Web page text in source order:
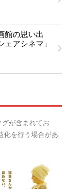
館の思い出
アシネマ」
が含まれてお
化を行う場合があ